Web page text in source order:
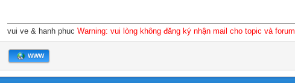
vui ve & hanh phuc Warning: vui lòng không đăng ký nhận mail cho topic và forum
WWW